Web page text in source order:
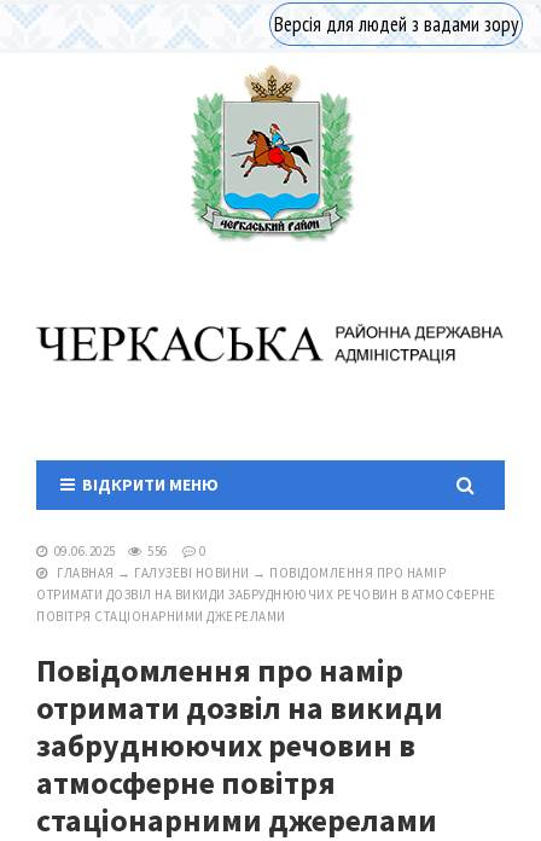
Версія для людей з вадами зору
ВІДКРИТИ МЕНЮ
09.06.2025 556
0
ГЛАВНАЯ → ГАЛУЗЕВІ НОВИНИ → ПОВІДОМЛЕННЯ ПРО НАМІР
ОТРИМАТИ ДОЗВІЛ НА ВИКИДИ ЗАБРУДНЮЮЧИХ РЕЧОВИН В АТМОСФЕРНЕ
ПОВІТРЯ СТАЦІОНАРНИМИ ДЖЕРЕЛАМИ
Повідомлення про намір
отримати дозвіл на викиди
забруднюючих речовин в
атмосферне повітря
стаціонарними джерелами